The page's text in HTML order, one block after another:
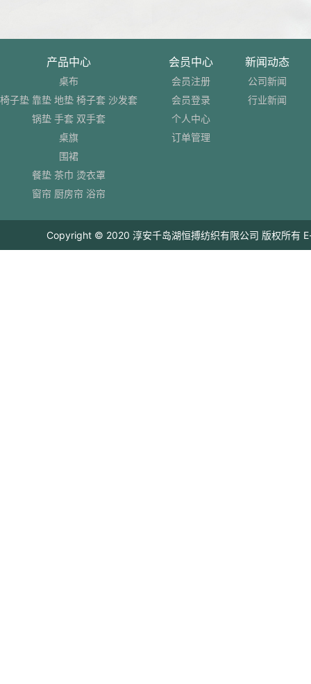
产品中心
桌布
椅子垫 靠垫 地垫 椅子套 沙发套
锅垫 手套 双手套
桌旗
围裙
餐垫 茶巾 烫衣罩
窗帘 厨房帘 浴帘
会员中心
会员注册
会员登录
个人中心
订单管理
新闻动态
公司新闻
行业新闻
Copyright © 2020 淳安千岛湖恒搏纺织有限公司 版权所